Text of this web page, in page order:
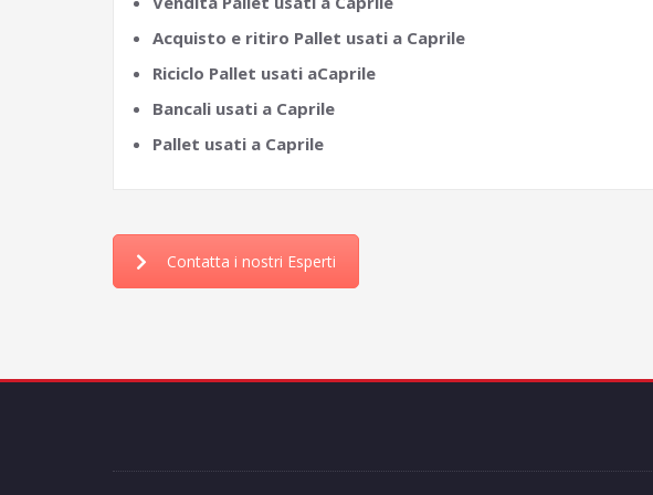
Acquisto e ritiro Pallet usati a Caprile
Riciclo Pallet usati aCaprile
Bancali usati a Caprile
Pallet usati a Caprile
Contatta i nostri Esperti